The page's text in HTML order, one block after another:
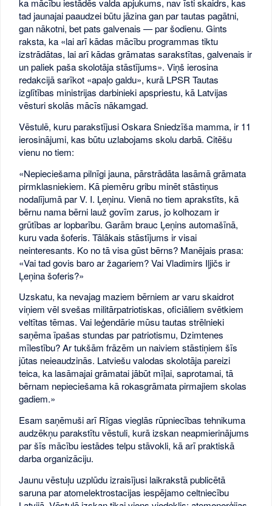
ka mācību iestādēs valda apjukums, nav īsti skaidrs, kas
tad jaunajai paaudzei būtu jāzina gan par tautas pagātni,
gan nākotni, bet pats galvenais — par šodienu. Gints
raksta, ka «lai arī kādas mācību programmas tiktu
izstrādātas, lai arī kādas grāmatas sarakstītas, galvenais ir
un paliek paša skolotāja stāstījums». Viņš ierosina
redakcijā sarīkot «apaļo galdu», kurā LPSR Tautas
izglītības ministrijas darbinieki apspriestu, kā Latvijas
vēsturi skolās mācīs nākamgad.
Vēstulē, kuru parakstījusi Oskara Sniedzīša mamma, ir 11
ierosinājumi, kas būtu uzlabojams skolu darbā. Citēšu
vienu no tiem:
«Nepieciešama pilnīgi jauna, pārstrādāta lasāmā grāmata
pirmklasniekiem. Kā piemēru gribu minēt stāstiņus
nodalījumā par V. I. Ļeņinu. Vienā no tiem aprakstīts, kā
bērnu nama bērni lauž govīm zarus, jo kolhozam ir
grūtības ar lopbarību. Garām brauc Ļeņins automašīnā,
kuru vada šoferis. Tālākais stāstījums ir visai
neinteresants. Ko no tā visa gūst bērns? Manējais prasa:
«Vai tad govis baro ar žagariem? Vai Vladimirs Iļjičs ir
Ļeņina šoferis?»
Uzskatu, ka nevajag maziem bērniem ar varu skaidrot
viņiem vēl svešas militārpatriotiskas, oficiāliem svētkiem
veltītas tēmas. Vai leģendārie mūsu tautas strēlnieki
saņēma īpašas stundas par patriotismu, Dzimtenes
mīlestību? Ar tukšām frāzēm un naiviem stāstiņiem šīs
jūtas neieaudzinās. Latviešu valodas skolotāja pareizi
teica, ka lasāmajai grāmatai jābūt mīļai, saprotamai, tā
bērnam nepieciešama kā rokasgrāmata pirmajiem skolas
gadiem.»
Esam saņēmuši arī Rīgas vieglās rūpniecības tehnikuma
audzēkņu parakstītu vēstuli, kurā izskan neapmierinājums
par šīs mācību iestādes telpu stāvokli, kā arī praktiskā
darba organizāciju.
Jaunu vēstuļu uzplūdu izraisījusi laikrakstā publicētā
saruna par atomelektrostacijas iespējamo celtniecību